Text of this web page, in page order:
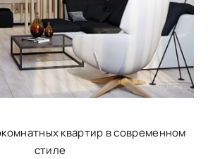
квартир в современном
стиле